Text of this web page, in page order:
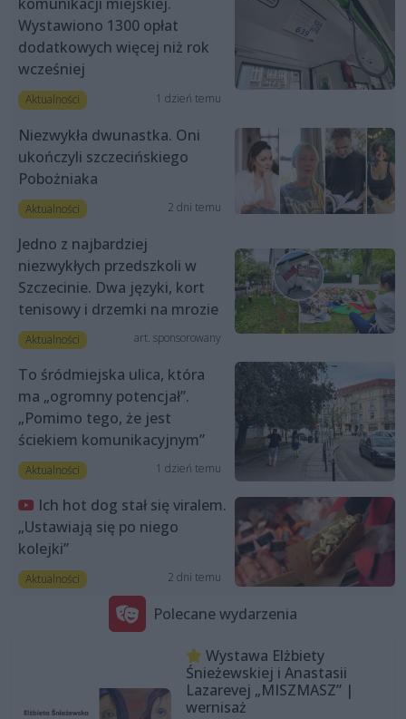
komunikacji miejskiej.
Wystawiono 1300 opłat
dodatkowych więcej niż rok
wcześniej
Aktualności 1 dzień temu
Niezwykła dwunastka. Oni
ukończyli szczecińskiego
Pobożniaka
Aktualności 2 dni temu
Jedno z najbardziej
niezwykłych przedszkoli w
Szczecinie. Dwa języki, kort
tenisowy i drzemki na mrozie
Aktualności art. sponsorowany
To śródmiejska ulica, która
ma „ogromny potencjał”.
„Pomimo tego, że jest
ściekiem komunikacyjnym”
Aktualności 1 dzień temu
Ich hot dog stał się viralem.
„Ustawiają się po niego
kolejki”
Aktualności 2 dni temu
Polecane wydarzenia
Wystawa Elżbiety
Śnieżewskiej i Anastasii
Lazarevej „MISZMASZ” |
wernisaż